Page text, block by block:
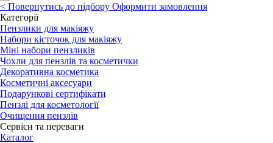
< Повернутись до підбору Оформити замовлення
Категорії
Пензлики для макіяжу
Набори кісточок для макіяжу
Міні набори пензликів
Чохли для пензлів та косметички
Декоративна косметика
Косметичні аксесуари
Подарункові сертифікати
Пензлі для косметології
Очищення пензлів
Сервіси та переваги
Каталог